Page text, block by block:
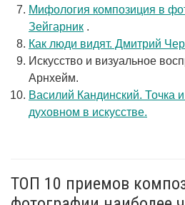
Мифология композиция в
Зейгарник .
Как люди видят. Дмитрий
Искусство и визуальное
Арнхейм.
Василий Кандинский. Точка
духовном в искусстве.
ТОП 10 приемов